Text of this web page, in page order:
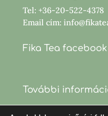
Tel: +36-20-522-4378
Email cím:
Fika Tea
További